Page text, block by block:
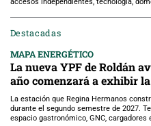
Destacadas
MAPA ENERGÉTICO
La nueva YPF de Roldán
año comenzará a exhibir
La estación que Regina Hermanos
durante el segundo semestre de 2027.
espacio gastronómico, GNC, cargadores